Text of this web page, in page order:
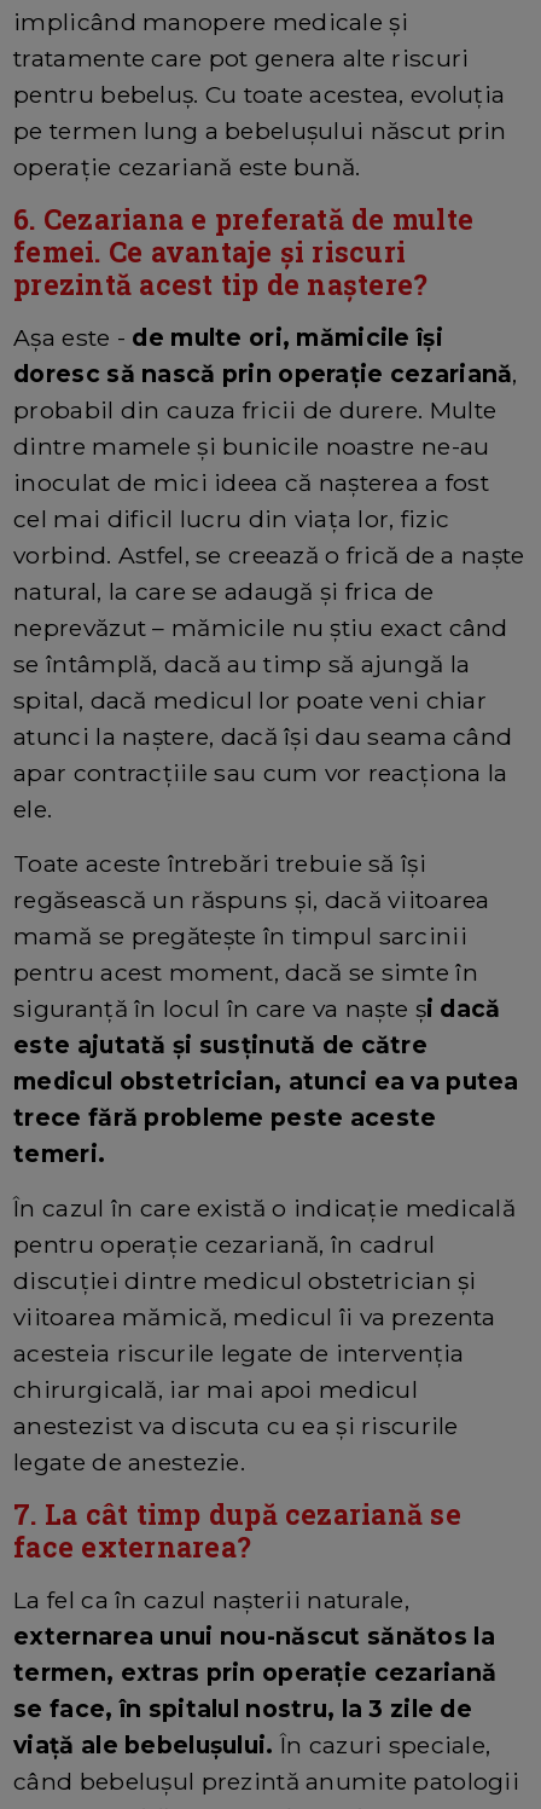
implicând manopere medicale și
tratamente care pot genera alte riscuri
pentru bebeluș. Cu toate acestea, evoluția
pe termen lung a bebelușului născut prin
operație cezariană este bună.
6. Cezariana e preferată de multe
femei. Ce avantaje și riscuri
prezintă acest tip de naștere?
Așa este - de multe ori, mămicile își
doresc să nască prin operație cezariană,
probabil din cauza fricii de durere. Multe
dintre mamele și bunicile noastre ne-au
inoculat de mici ideea că nașterea a fost
cel mai dificil lucru din viața lor, fizic
vorbind. Astfel, se creează o frică de a naște
natural, la care se adaugă și frica de
neprevăzut – mămicile nu știu exact când
se întâmplă, dacă au timp să ajungă la
spital, dacă medicul lor poate veni chiar
atunci la naștere, dacă își dau seama când
apar contracțiile sau cum vor reacționa la
ele.
Toate aceste întrebări trebuie să își
regăsească un răspuns și, dacă viitoarea
mamă se pregătește în timpul sarcinii
pentru acest moment, dacă se simte în
siguranță în locul în care va naște și dacă
este ajutată și susținută de către
medicul obstetrician, atunci ea va putea
trece fără probleme peste aceste
temeri.
În cazul în care există o indicație medicală
pentru operație cezariană, în cadrul
discuției dintre medicul obstetrician și
viitoarea mămică, medicul îi va prezenta
acesteia riscurile legate de intervenția
chirurgicală, iar mai apoi medicul
anestezist va discuta cu ea și riscurile
legate de anestezie.
7. La cât timp după cezariană se
face externarea?
La fel ca în cazul nașterii naturale,
externarea unui nou-născut sănătos la
termen, extras prin operație cezariană
se face, în spitalul nostru, la 3 zile de
viață ale bebelușului. În cazuri speciale,
când bebelușul prezintă anumite patologii